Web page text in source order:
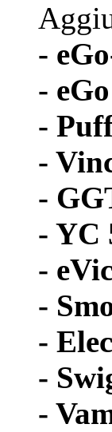
-
-
-
-
-
- YC
-
-
-
-
-